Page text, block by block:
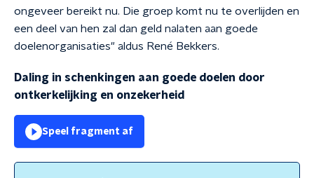
ongeveer bereikt nu. Die groep komt nu te overlijden en
een deel van hen zal dan geld nalaten aan goede
doelenorganisaties" aldus René Bekkers.
Daling in schenkingen aan goede doelen door
ontkerkelijking en onzekerheid
Speel fragment af